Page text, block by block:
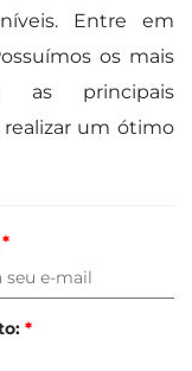
Entre em
os mais
as principais
realizar um ótimo
*
*